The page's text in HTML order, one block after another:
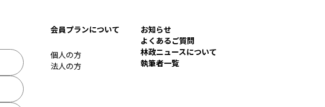
会員プランについて
個人の方
法人の方
お知らせ
よくあるご質問
林政ニュースについて
執筆者一覧